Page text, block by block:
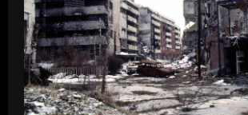
REINTEGRACIJE
GRBAVICE